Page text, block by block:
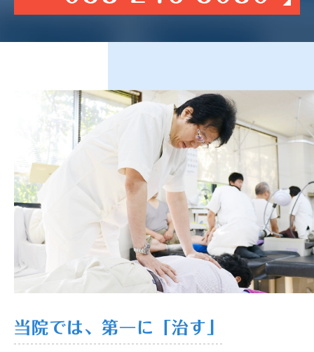
当院では、第一に「治す」